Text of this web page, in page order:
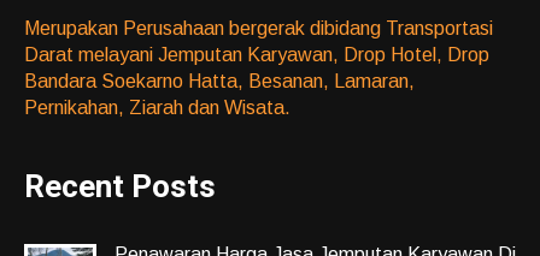
Merupakan Perusahaan bergerak dibidang Transportasi
Darat melayani Jemputan Karyawan, Drop Hotel, Drop
Bandara Soekarno Hatta, Besanan, Lamaran,
Pernikahan, Ziarah dan Wisata.
Recent Posts